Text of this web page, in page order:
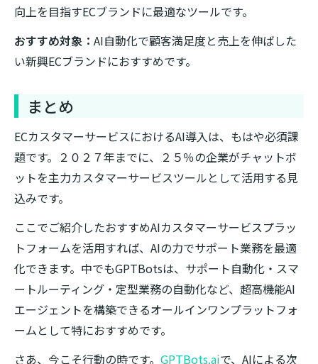
向上を目指すECブランドに最適なツールです。
おすすめ対象： AI自動化で顧客満足度と売上を伸ばした
い新興ECブランドにおすすめです。
まとめ
ECカスタマーサービスにおけるAI導入は、もはや必須課
題です。２０２７年までに、２５％の企業がチャットボ
ットを主力カスタマーサービスツールとして活用する見
込みです。
ここでご紹介したおすすめAIカスタマーサービスプラッ
トフォームを活用すれば、AIの力でサポート業務を最適
化できます。中でもGPTBotsは、サポート自動化・スマ
ートルーティング・定型業務の自動化など、超高機能AI
エージェントを構築できるオールインワンプラットフォ
ームとして特におすすめです。
さあ、今こそ行動の時です。 GPTBots.aiで、AIによる次